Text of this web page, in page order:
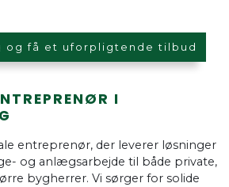
og få et uforpligtende tilbud
I
entreprenør, der leverer løsninger
og anlægsarbejde til både private,
bygherrer. Vi sørger for solide